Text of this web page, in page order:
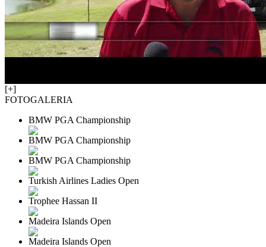
[+]
FOTOGALERIA
BMW PGA Championship
BMW PGA Championship
BMW PGA Championship
Turkish Airlines Ladies Open
Trophee Hassan II
Madeira Islands Open
Madeira Islands Open